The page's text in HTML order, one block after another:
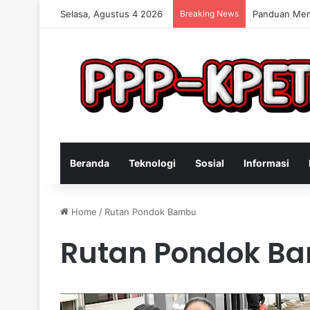
Selasa, Agustus 4 2026 Breaking News
Beranda Teknologi Sosial Informasi
Home / Rutan Pondok Bambu
Rutan Pondok